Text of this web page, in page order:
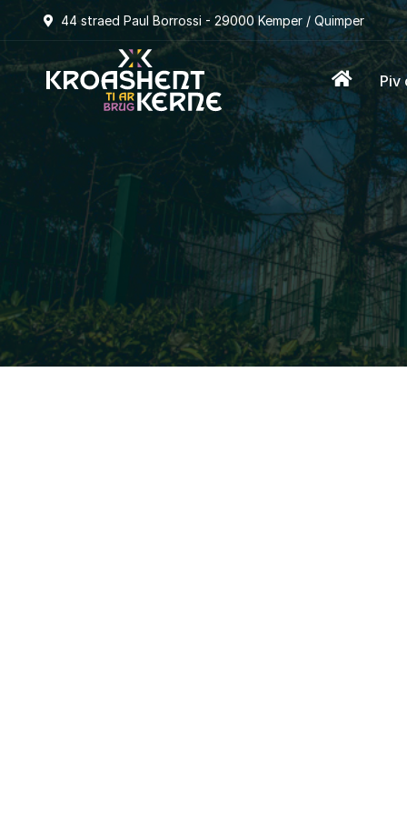
44 straed Paul Borrossi - 29000 Kemper / Quimper
Piv